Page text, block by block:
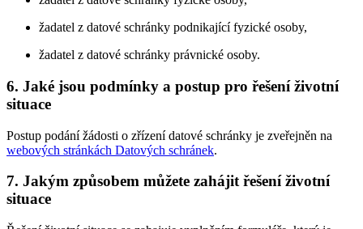
žadatel z datové schránky podnikající fyzické osoby,
žadatel z datové schránky právnické osoby.
6. Jaké jsou podmínky a postup pro řešení životní
situace
Postup podání žádosti o zřízení datové schránky je zveřejněn na
webových stránkách Datových schránek.
7. Jakým způsobem můžete zahájit řešení životní
situace